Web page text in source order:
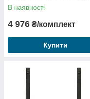
В наявності
4 976 ₴/комплект
Купити